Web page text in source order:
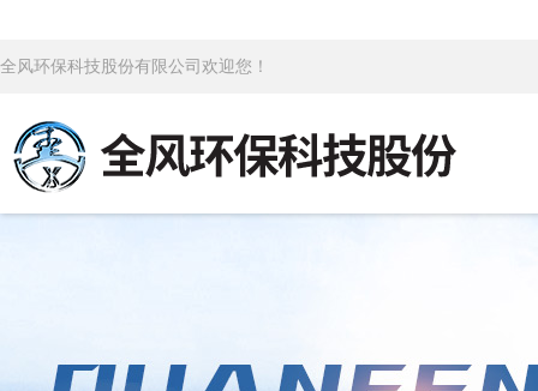
全风环保科技股份有限公司欢迎您！